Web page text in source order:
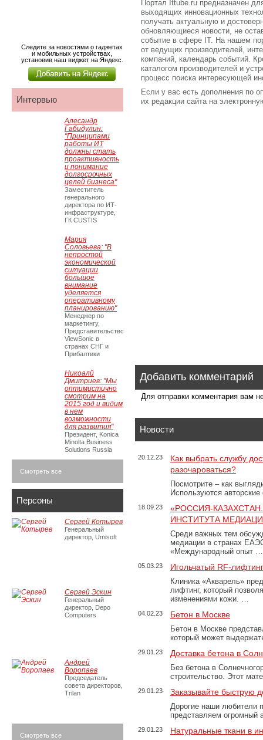
Портал Ittube.ru предназначен
выходящих инновационных
получать актуальную и
обновляющиеся новости, не
событие в сфере IT. На нашем
от ведущих производителей,
компаний, календарь событий.
каталогом производителей и
процесс поиска интересующей
Если у вас есть дополнения по
их редакции сайта на
Добавить комментарий
Для отправки комментария вам
Новости
20.12.23
Как выбрать службу
разочароваться?
Посмотрите – как
Используются
18.09.23
«РОССИЯ-
ИНСТИТУТА
Среди важных тем
медиации в странах
«Международный опыт …
05.03.23 Игольчатый RF-
Клиника «Акварель»
лифтинг, который
изменениями кожи. …
04.02.23 Бетон в Москве
Бетон в Москве
который может
29.01.23 Доставка бетона в
Без бетона в
строительство. Этот
29.01.23 Заказывайте быструю
Дорогие наши любители
представляем огромный
29.01.23 Натуральные ткани в
Следите за новостями о гаджетах
и мобильных устройствах,
установив наш виджет на Яндекс.
Интервью
Алесандр
Габидулин:
"Принципами
работы ИТ
должны стать
проактивность
и понимание
долгосрочных
целей бизнеса"
Заместитель
генерального
директора по ИТ-
инфраструктуре,
ГК CUSTIS
Мария
Соловьева: "В
непростой
экономической
ситуации
большое
внимание
уделяется
оперативному
планированию"
Менеджер по
маркетингу,
Представительство
ViewSonic в
странах СНГ и
Прибалтики
Никоалй
Дмитриев: "Мы
оптимистично
смотрим на
2015 год и видим
в нем
возможности
для развития"
Президент, Konica
Minolta Business
Solutions Russia
Смотреть все
Персоны
Сергей Котырев
Генеральный
директор, Umisoft
Сергей Эскин
Генеральный
директор, Depo
Computers
Андрей
Воропаев
Председатель
совета директоров,
Trilan
Смотреть все